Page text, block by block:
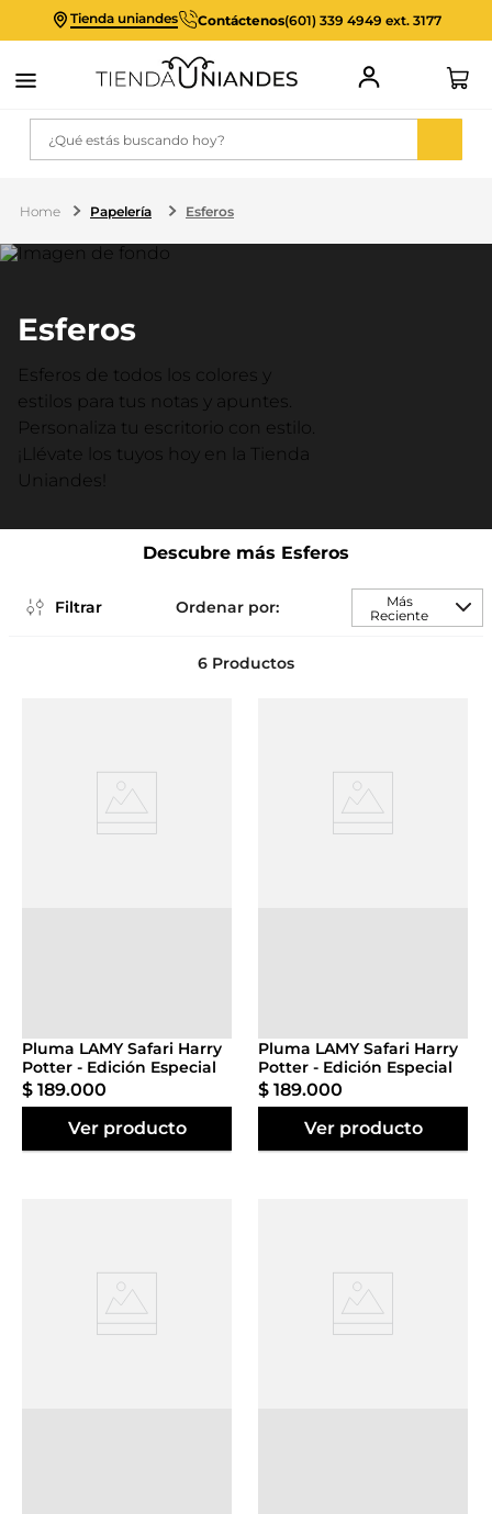
Tienda uniandes Contáctenos(601) 339 4949 ext. 3177
¿Qué estás buscando hoy?
Papelería Esferos
Esferos
Esferos de todos los colores y
estilos para tus notas y apuntes.
Personaliza tu escritorio con estilo.
¡Llévate los tuyos hoy en la Tienda
Uniandes!
Descubre más Esferos
Filtrar
Más
Reciente
6 Productos
Pluma LAMY Safari Harry
Potter - Edición Especial
$ 189.000
Ver producto
Pluma LAMY Safari Harry
Potter - Edición Especial
$ 189.000
Ver producto